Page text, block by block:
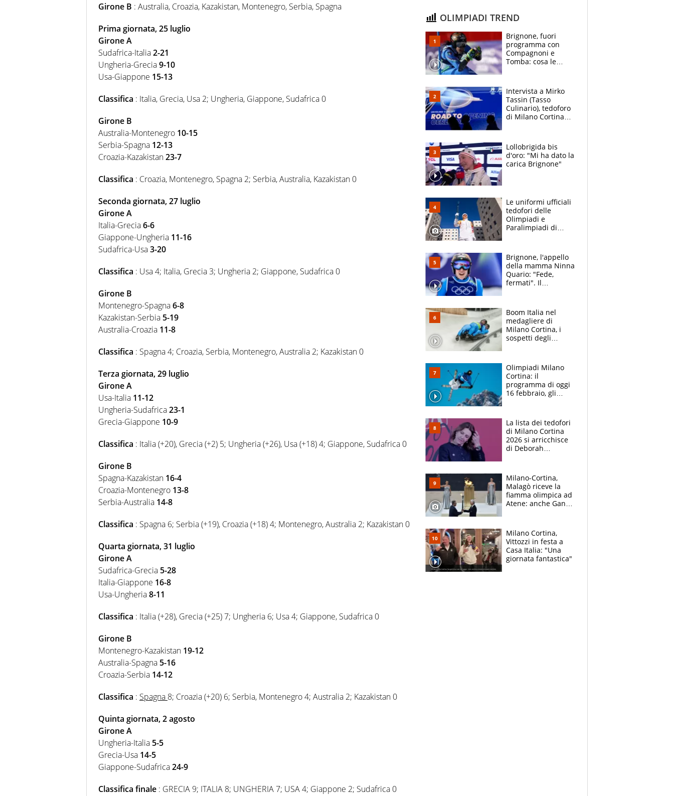
Girone B : Australia, Croazia, Kazakistan, Montenegro, Serbia, Spagna
Prima giornata, 25 luglio
Girone A
Sudafrica-Italia2-21
Ungheria-Grecia9-10
Usa-Giappone 15-13
Classifica : Italia, Grecia, Usa 2; Ungheria, Giappone, Sudafrica 0
Girone B
Australia-Montenegro 10-15
Serbia-Spagna 12-13
Croazia-Kazakistan23-7
Classifica : Croazia, Montenegro, Spagna 2; Serbia, Australia, Kazakistan 0
Seconda giornata, 27 luglio
Girone A
Italia-Grecia6-6
Giappone-Ungheria 11-16
Sudafrica-Usa3-20
Classifica : Usa 4; Italia, Grecia 3; Ungheria 2; Giappone, Sudafrica 0
Girone B
Montenegro-Spagna6-8
Kazakistan-Serbia 5-19
Australia-Croazia 11-8
Classifica : Spagna 4; Croazia, Serbia, Montenegro, Australia 2; Kazakistan 0
Terza giornata, 29 luglio
Girone A
Usa-Italia 11-12
Ungheria-Sudafrica23-1
Grecia-Giappone 10-9
Classifica : Italia (+20), Grecia (+2) 5; Ungheria (+26), Usa (+18) 4; Giappone, Sudafrica 0
Girone B
Spagna-Kazakistan 16-4
Croazia-Montenegro 13-8
Serbia-Australia 14-8
Classifica : Spagna 6; Serbia (+19), Croazia (+18) 4; Montenegro, Australia 2; Kazakistan 0
Quarta giornata, 31 luglio
Girone A
Sudafrica-Grecia 5-28
Italia-Giappone 16-8
Usa-Ungheria8-11
Classifica : Italia (+28), Grecia (+25) 7; Ungheria 6; Usa 4; Giappone, Sudafrica 0
Girone B
Montenegro-Kazakistan 19-12
Australia-Spagna 5-16
Croazia-Serbia 14-12
Classifica : Spagna 8; Croazia (+20) 6; Serbia, Montenegro 4; Australia 2; Kazakistan 0
Quinta giornata, 2 agosto
Girone A
Ungheria-Italia 5-5
Grecia-Usa 14-5
Giappone-Sudafrica24-9
Classifica finale : GRECIA 9; ITALIA 8; UNGHERIA 7; USA 4; Giappone 2; Sudafrica 0
OLIMPIADI TREND
Brignone, fuori
programma con
Compagnoni e
Tomba: cosa le
Cortina
Intervista a Mirko
Tassin (Tasso
Culinario), tedoforo
di Milano Cortina
Lollobrigida bis
d'oro: "Mi ha dato la
carica Brignone"
Le uniformi ufficiali
tedofori delle
Olimpiadi e
Paralimpiadi di
Brignone, l'appello
della mamma Ninna
Quario: "Fede,
fermati". Il
Cortina e il Super G
Boom Italia nel
medagliere di
Milano Cortina, i
sospetti degli
Olimpiadi Milano
Cortina: il
programma di oggi
16 febbraio, gli
La lista dei tedofori
di Milano Cortina
2026 si arricchisce
di Deborah
Sylla e Barlaam
Milano-Cortina,
Malagò riceve la
fiamma olimpica ad
Atene: anche Ganna
Milano Cortina,
Vittozzi in festa a
Casa Italia: "Una
giornata fantastica"